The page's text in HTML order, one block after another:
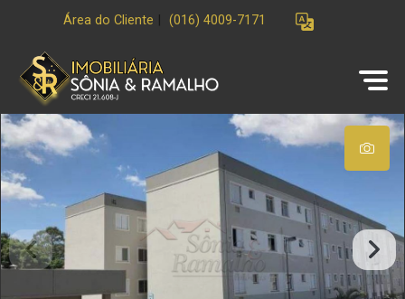
Área do Cliente (016) 4009-7171